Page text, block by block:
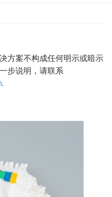
方案不构成任何明示或暗示
步说明，请联系
.